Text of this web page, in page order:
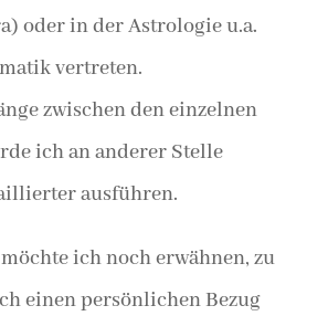
oder in der Astrologie u.a.
vertreten.
zwischen den einzelnen
ich an anderer Stelle
ausführen.
ich noch erwähnen, zu
einen persönlichen Bezug